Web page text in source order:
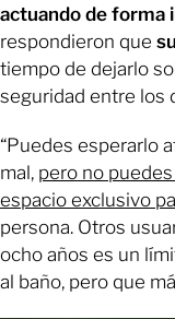
actuando de forma
respondieron que
tiempo de dejarlo
seguridad entre los
“Puedes esperarlo
mal, pero no
espacio exclusivo
persona. Otros
ocho años es un
al baño, pero que